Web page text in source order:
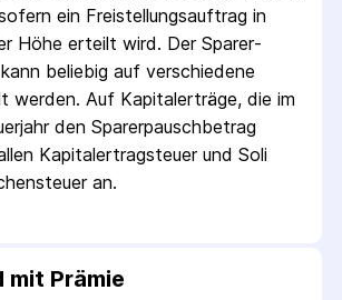
ein Freistellungs­auftrag in
Höhe erteilt wird. Der Sparer­
beliebig auf verschiedene
werden. Auf Kapitalerträge, die im
den Sparer­pausch­betrag
Kapital­ertrag­steuer und Soli
an.
mit Prämie